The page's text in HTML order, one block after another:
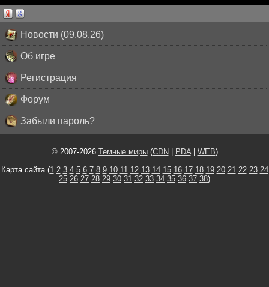
Новости (09.08.26)
Об игре
Регистрация
Форум
Забыли пароль?
© 2007-2026 Темные миры(CDN| PDA| WEB)
Карта сайта (1 2 3 4 5 6 7 8 9 10 11 12 13 14 15 16 17 18 19 20 21 22 23 24
25 26 27 28 29 30 31 32 33 34 35 36 37 38)